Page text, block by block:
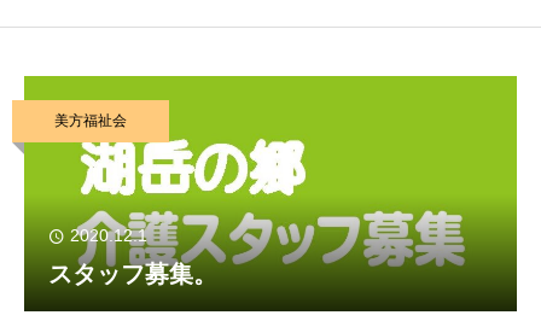
美方福祉会
2020.12.1
スタッフ募集。